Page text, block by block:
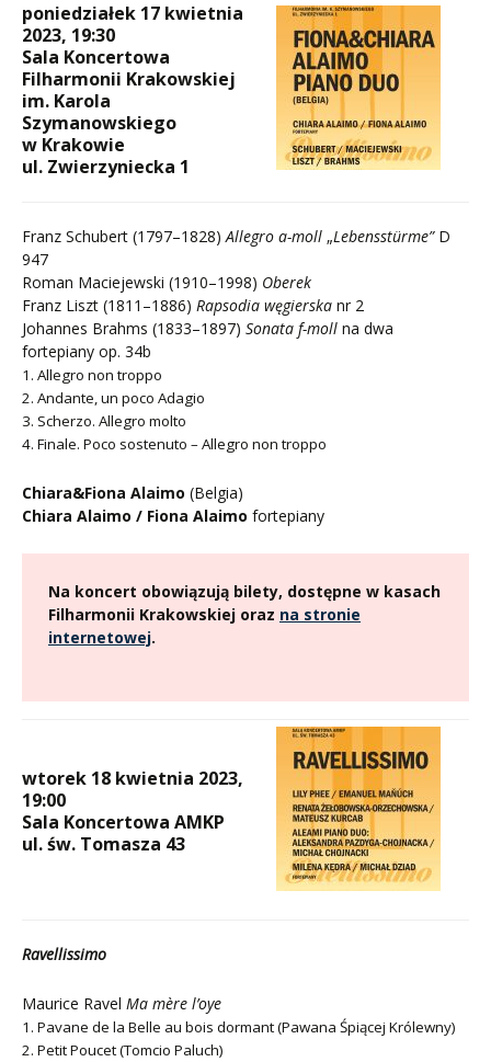
poniedziałek 17 kwietnia
2023, 19:30
Sala Koncertowa
Filharmonii Krakowskiej
im. Karola
Szymanowskiego
w Krakowie
ul. Zwierzyniecka 1
Franz Schubert (1797–1828)Allegro a-moll „Lebensstürme” D
947
Roman Maciejewski (1910–1998) Oberek
Franz Liszt (1811–1886) Rapsodia węgierska nr 2
Johannes Brahms (1833–1897) Sonata f-moll na dwa
fortepiany op. 34b
1. Allegro non troppo
2. Andante, un poco Adagio
3. Scherzo. Allegro molto
4. Finale. Poco sostenuto – Allegro non troppo
Chiara&Fiona Alaimo (Belgia)
Chiara Alaimo / Fiona Alaimo fortepiany
Na koncert obowiązują bilety, dostępne w kasach
Filharmonii Krakowskiej oraz na stronie
internetowej.
wtorek 18 kwietnia 2023,
19:00
Sala Koncertowa AMKP
ul. św. Tomasza 43
Ravellissimo
Maurice Ravel Ma mère l’oye
1. Pavane de la Belle au bois dormant (Pawana Śpiącej Królewny)
2. Petit Poucet (Tomcio Paluch)